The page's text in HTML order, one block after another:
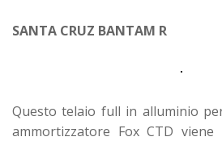
SANTA CRUZ BANTAM R
Questo telaio full in alluminio
ammortizzatore Fox CTD viene